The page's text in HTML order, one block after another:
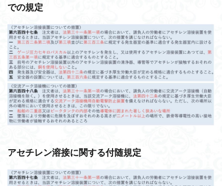
での規定
アセチレン溶接に関する付随規定